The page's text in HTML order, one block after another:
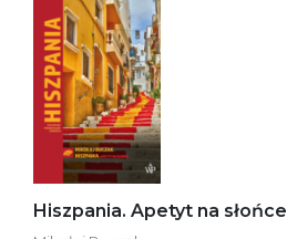
Hiszpania. Apetyt na słońce